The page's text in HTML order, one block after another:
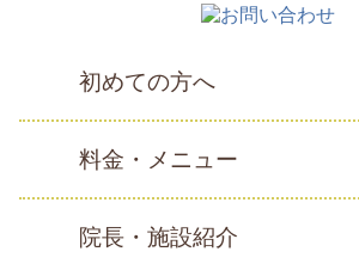
初めての方へ
料金・メニュー
院長・施設紹介